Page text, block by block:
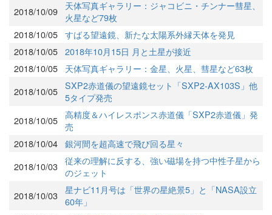
2018/10/09
天体写真ギャラリー：ジャコビニ・チンナー彗星、
火星など79枚
2018/10/05 すばる望遠鏡、新たな太陽系外縁天体を発見
2018/10/05 2018年10月15日 月と土星が接近
2018/10/05
天体写真ギャラリー：金星、火星、彗星など63枚
2018/10/05 SXP2赤道儀の望遠鏡セット「SXP2-AX103S」他
5タイプ発売
2018/10/05 高精度＆ハイレスポンス赤道儀「SXP2赤道儀」発
売
2018/10/04 銀河間を超高速で飛び回る星々
2018/10/03 従来の理解に反する、強い磁場を持つ中性子星から
のジェット
2018/10/03 星ナビ11月号は「世界の星絶景5」と「NASA設立
60年」